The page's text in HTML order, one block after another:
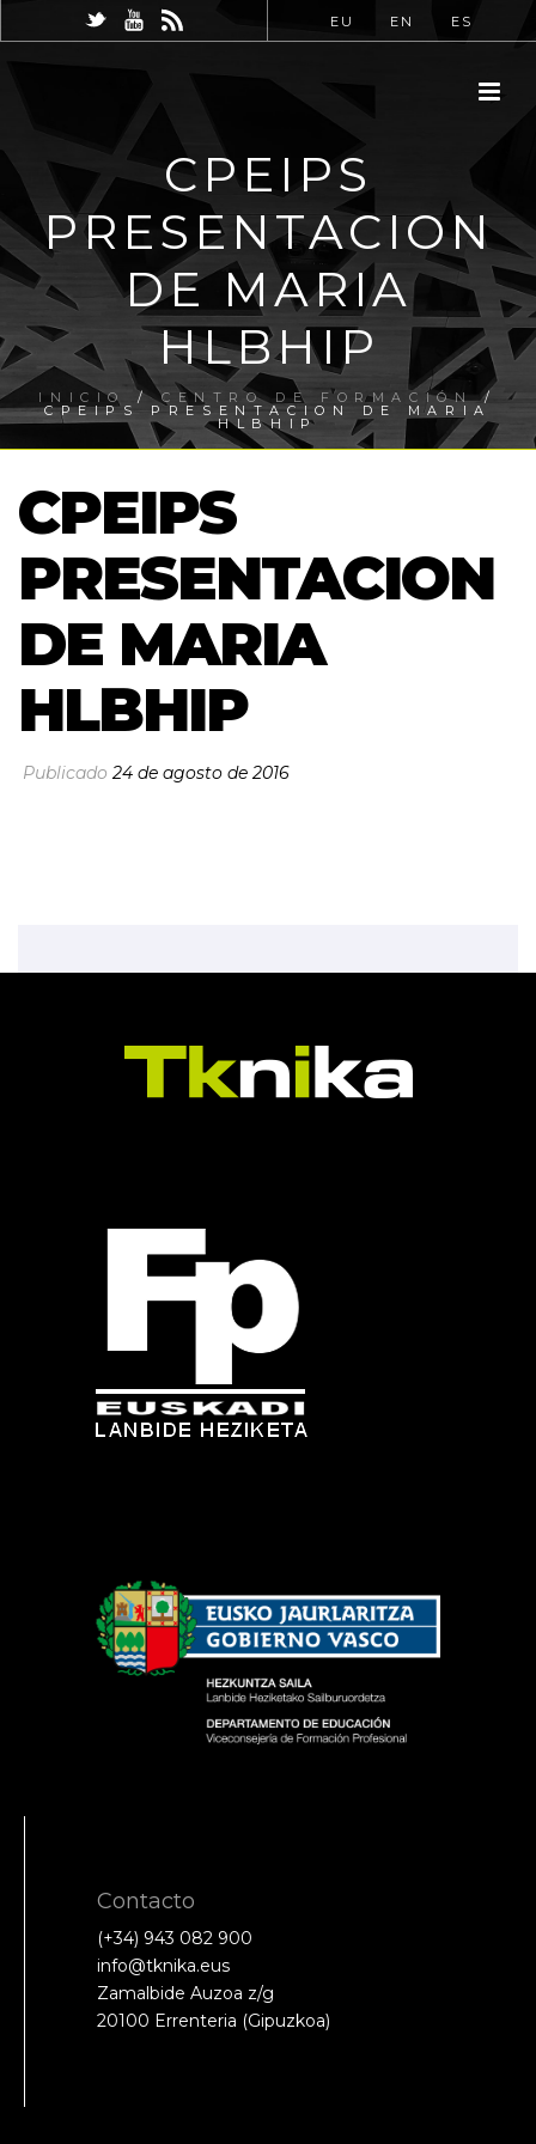
EU EN ES
CPEIPS
PRESENTACION
DE MARIA
HLBHIP
INICIO /CENTRO DE FORMACIÓN/
CPEIPS PRESENTACION DE MARIA
HLBHIP
CPEIPS
PRESENTACION
DE MARIA
HLBHIP
Publicado24 de agosto de 2016
Contacto
(+34) 943 082 900
info@tknika.eus
Zamalbide Auzoa z/g
20100 Errenteria (Gipuzkoa)